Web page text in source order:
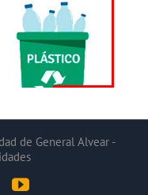
de General Alvear -
YouTube